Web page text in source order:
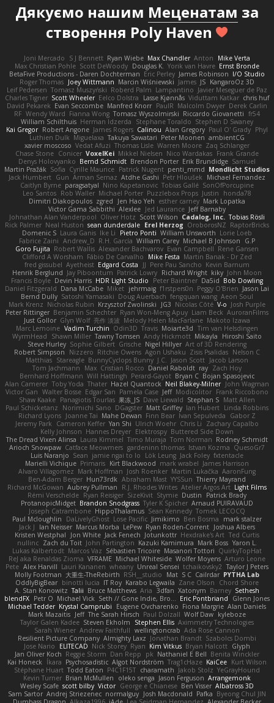
Дякуємо нашим Меценатам за
створення Poly Haven
Joni Mercado S J Bennett Ryan Wiebe Max Chandler Anton
Mike Verta
Max Christian Pohle Scott DeWoody Douglas K. Yorik van Havre Ernst Bronde
BetaFive Productions - Daren Dochterman Eric Perley James Robinson I/O Studio
Roger Thomas Joey Wittmann Marcin Wiśniewski James JS KangaroOz 3D
Leif Pedersen Tomasz Muszyński Roberd Palm Lampantino Javier Meseguer de Paz
Charles Tigner Scott Wheeler Eelco Dolstra Lasse Kjønnås Viduttam Katkar chris huf
David Pekarek Evan Seccombe Manfred Knorr PaulR Malcolm Dwyer Derek Carlin
RF Wendy Ward Fianna Wong Tomasz Wyszolmirski Riccardo Giovanetti fr54
William Schilthuis Herman Idzerda Stephane Toraldo Stephen D Swaney
Kai Gregor Robert Angone James Rogers Calinou Alan Gregory Paul O' Grady Phyl
Luthien Dulk Miguelaxa Takuya Sawatari Peter Moonen ambientCG
xavier moscoso Vedat Afuzi Thomas Lisle Warren Moore Zaq Schlanger
Chase Stone Conicer VoxelKei Mikkel Nielsen Nico Wardakas Frank Grande
Denys Holovyanko Bernd Schmidt Brendon Porter Erik Brundidge Samuel
Martin Pražák Sofia Cyrille Maurice Patrick Nugent penti_mmd Mondlicht Studios
Jack Humbert Gun Arman Sernaz Atdhe Gashi Petr Hloušek
Michael Fernandez
Caitlyn Byrne paragsatyal Nino Kapetanovic Tobias Gallé SonOfPorcupine
Leo Santos Rob Waller Michael Porter Puzzlebox Props Justin
honda78
Dimitri Diakopoulos zgred Jen Hao Yeh esther carney Mark Lopatka
Victor Gama Sabbithi Alexlee Jed Laurance Jeff Barnaby
Johnathan Alan Vanderpool Oliver Hotz Scott Wilson Cadalog, Inc. Tobias Rösli
Rick Palmer Neal Huston sean dunderdale Erel Herzog OroborosNZ RaptorBricks
Domenic S Laura Ganis Ike Li Pietro Ponti William Unsworth Lorie Loeb
Fabrice Zaini Andrew_D R.H. García William Carey Michael B Johnson
G.P
Goro Fujita Robert Wallis Alexander Bachvarov Evan Campbell Rene Gansen
Clifford A Worsham Fábio De Carvalho Mike Festa Martin Banak - Dr Zed
fred gissubel Ayetheist Edgard Costa JJ Pere Pau Sancho Kevin Barnum
Henrik Berglund Jay Piboontum Patrick Lowry Richard Wright kiky John Moon
Francis Boyle Devin Harris HDR Light Studio Peter Baintner Da5id Bob Dowling
Daniel Fitzgerald Dana McCabe Miket jehrmaig f1rstpers0n Peggy O'Brien Jason Lai
Bernd Dully Satoshi Yamasaki Doug Auerbach fengquan wang Aeon Soul
Mark Krenz Nicholas Rubin Krzysztof Zwolinski JG3 Nicolas Côté V-o Josh Purple
Peter Rittinger Benjamin Schechter Ryan Won-Meng Apuy Liam Beck AuroranFilms
Just Gollor Glyn Wolf 亮作 淡波 Melody Helen MacFarlane Makoto Izawa
Marc Lemoine Vadim Turchin Odin3D Travis Moiarte3d Tim van Helsdingen
WyrmHead
Shawn Miller Tawny Tomsen Andy Hickmott Mikayla
Hiroshi Saito
Steve Hurley Sophie Gilbert Grische Nigel Hillyer Art of 3D Rendering
Robert Simpson
Nizzero Ritchie Owens Agon Ushaku Zisis Psalidas Nelson C
Matthias Stareagle BunnyCyclops Bunny J.C. Jason Scott Jacob Larson
Tom Jachmann
Max Cristian Rocco Daniel Raboldt ray Zach Hoy
Bernhard Hoffmann Will Hattingh Perard-Gayot Bryan C Bojan Spasojevic
Alan Camerer Toby Yoda Thater Hazel Quantock Neil Blakey-Milner John Wagman
Victor Gan Walter Bosse Edgar San Pamela Case Jeff Modicolitor Frank Riccobono
Shaw Kaake Panagiotis Tourlas 果冻_JS Dave Liewald Stephan S Matt Allen
Paul Schicketanz
Norimichi Sano DGagster Matt Griffey Ian Hubert Linda Robbins
Richard Lyons Joanne Tai Mahe Dewan Finn Bear Ivan Sepulveda
Gabor Z
Jeremy Park
Cameron Keffer Yan Shi Ulrich Woehr Chris Li
Zachary Capalbo
Kelly Johnson Hannes Dreyer Elektrospy Buttered Side Down
The Dread Vixen Alinsa Laura Kimmel Timo Muraja Tom Norman Rodney Schmidt
Arioch Snowpaw Catface Meowmers gardeninn thomas Istvan Kozma QuesoGr7
Luis Naranjo Sean jamie ngai to lo Lök Leung Jack Foley fxtentacle
Marielli Vichique Primaris Kirt Blackwood mark wrabel James Harrison
Alvaro Villagomez Mark Hoffman Josh Roenker Martin Lukačka AaronFung
Ben-Adam Berger Hun73rdk Abraham Mast YYSSun Thierry Mayrand
Richard McGowan Aubrey Pullman R.J. Rhodes Writes Atelier Argos Art Light Films
Rémi Verschelde Ryan Reisiger SizeKivit Stymie Dustin
Patrick Brady
ProtanopicMidget Brandon Snodgrass Tyler K Spicher Arnaud PUIRAVAUD
Joseph Catrambone HippoThalamus Sean Kennedy Tomek LECOCQ
Paul Mcloughlin
DaLivelyGhost Lose Pacific Jimikimo Ben Bosma
mark stalzer
Jack J
Ian Neisser Marcus Morba LePew Ryan Roden-Corrent Joshua Albers
Kristen Westphal
Jon White Jack Fenech Jotunkottr Hexdrake's Art Ted Curtis
nullinc Zach du Toit John Partington Kazuki Kamimura Mark Boss Yaron L.
Lukas Kalbertodt Marcos Vaz Sébastien Tricoire Masanori Tottori QuirkyTopHat
ReJ aka Renaldas Zioma VFRAME Michael Whiteside Wolfer Moyens Arturo Leone
Pete Alex Harvill Lauri Kananen wheany Unreal Sensei tchaikovsky2 Taylor J Peters
Molly Footman 大重生-TheRebirth RSH__studio Mat S C Cailrdar PYTHA Lab
OddlyBigBear binotti lucia IT Roy Karabo Legwaila Zane Olson
Chord Shore
A. Stan Konowitz Talii Bruce Matthews Aria 3dfan Xatonym Barney Sethesh
blendFX Petr O Michael Vick Seth // Gone Indie, Bro... Eric Pontbriand
Glenn Jones
Michael Tedder Krystal Camprubi Eugene Ovcharenko Fiona Margrie Alan Daniels
Mark Mazaitis Jeff The Sarah Hirsch Paul Dolzall Wolf Daw kyleboze
Taylor Galen Kadee Steven Ekholm Stephen Ellis Aximmetry Technologies
Sarah Wiener Andrew Faithfull wellingtoncrab Ada Rose Cannon
Resilient Picture Company Almighty Laxz Jonathan Brandt Szabolcs Dombi
Jose Nario
ELITECAD Nick Storey Ryan Kim Vitkus Bryan Halcott Glyph
Jan Oliver Koch Reggie Storm Dan Repp pk Nathaniel E Bell Benita Winckler
Kai Honeck
Íkara Psychosadistic Algot Nordström Trag1cHaze KaiCee Kurt Wilson
Stéphane Huart Todd Eaton P4C1F15T charamath Jakob Stolz YeGrayHound
Kevin Turner Brian McMullen oleko senga Jason Ferguson Arrangemonk
Wesley Scafe scott bilby Victor George e Chianese Ben Visser Albatross 3D
Sam Sartor Andrej Striezenec normalguy Josh Macdonald Pafka Byeong Chul JIN